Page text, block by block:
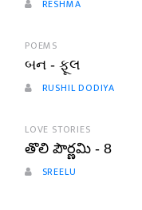
RESHMA
POEMS
બન - ફૂલ
RUSHIL DODIYA
LOVE STORIES
తొలి పౌర్ణమి - 8
SREELU